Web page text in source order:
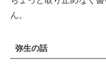
ん。
弥生の話